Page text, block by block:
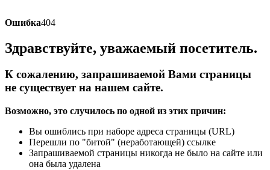
Ошибка404
Здравствуйте, уважаемый посетитель.
К сожалению, запрашиваемой Вами страницы
не существует на нашем сайте.
Возможно, это случилось по одной из этих причин:
Вы ошиблись при наборе адреса страницы (URL)
Перешли по "битой" (неработающей) ссылке
Запрашиваемой страницы никогда не было на сайте или
она была удалена